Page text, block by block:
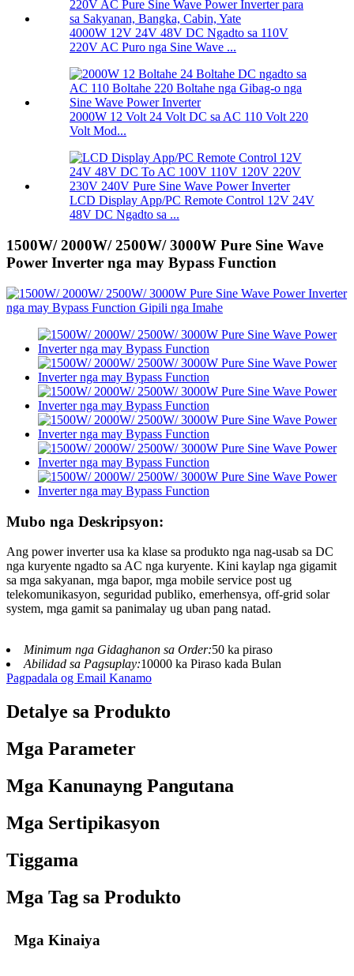
4000W 12V 24V 48V DC Ngadto sa 110V
220V AC Puro nga Sine Wave ...
2000W 12 Volt 24 Volt DC sa AC 110 Volt 220
Volt Mod...
LCD Display App/PC Remote Control 12V 24V
48V DC Ngadto sa ...
1500W/ 2000W/ 2500W/ 3000W Pure Sine Wave
Power Inverter nga may Bypass Function
Mubo nga Deskripsyon:
Ang power inverter usa ka klase sa produkto nga nag-usab sa DC
nga kuryente ngadto sa AC nga kuryente. Kini kaylap nga gigamit
sa mga sakyanan, mga bapor, mga mobile service post ug
telekomunikasyon, seguridad publiko, emerhensya, off-grid solar
system, mga gamit sa panimalay ug uban pang natad.
Minimum nga Gidaghanon sa Order:50 ka piraso
Abilidad sa Pagsuplay:10000 ka Piraso kada Bulan
Pagpadala og Email Kanamo
Detalye sa Produkto
Mga Parameter
Mga Kanunayng Pangutana
Mga Sertipikasyon
Tiggama
Mga Tag sa Produkto
Mga Kinaiya